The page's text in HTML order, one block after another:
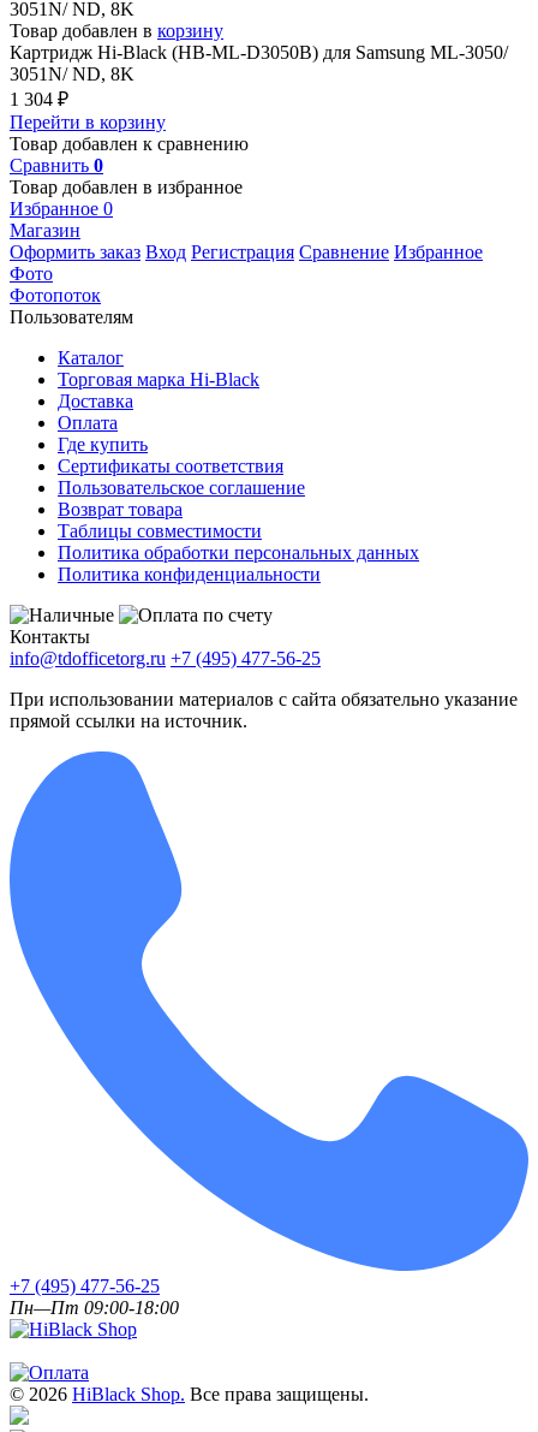
Товар добавлен в корзину
Картридж Hi-Black (HB-ML-D3050B) для Samsung ML-3050/
3051N/ ND, 8K
1 304 ₽
Перейти в корзину
Товар добавлен к сравнению
Сравнить 0
Товар добавлен в избранное
Избранное 0
Магазин
Оформить заказ Вход Регистрация Сравнение Избранное
Фото
Фотопоток
Пользователям
Каталог
Торговая марка Hi-Black
Доставка
Оплата
Где купить
Сертификаты соответствия
Пользовательское соглашение
Возврат товара
Таблицы совместимости
Политика обработки персональных данных
Политика конфиденциальности
Контакты
info@tdofficetorg.ru +7 (495) 477-56-25
При использовании материалов с сайта обязательно указание
прямой ссылки на источник.
+7 (495) 477-56-25
Пн—Пт 09:00-18:00
© 2026 HiBlack Shop. Все права защищены.